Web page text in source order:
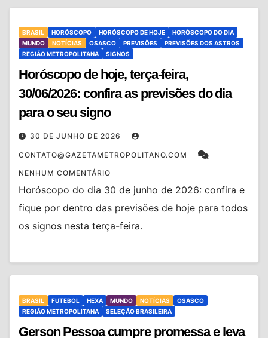
BRASIL HORÓSCOPO HORÓSCOPO DE HOJE
HORÓSCOPO DO DIA
MUNDO
NOTÍCIAS OSASCO PREVISÕES
PREVISÕES DOS ASTROS
REGIÃO METROPOLITANA
SIGNOS
Horóscopo de hoje, terça-feira,
30/06/2026: confira as previsões do dia
para o seu signo
30 DE JUNHO DE 2026
CONTATO@GAZETAMETROPOLITANO.COM
NENHUM COMENTÁRIO
Horóscopo do dia 30 de junho de 2026: confira e
fique por dentro das previsões de hoje para todos
os signos nesta terça-feira.
BRASIL FUTEBOL HEXA MUNDO NOTÍCIAS
OSASCO
REGIÃO METROPOLITANA
SELEÇÃO BRASILEIRA
Gerson Pessoa cumpre promessa e leva